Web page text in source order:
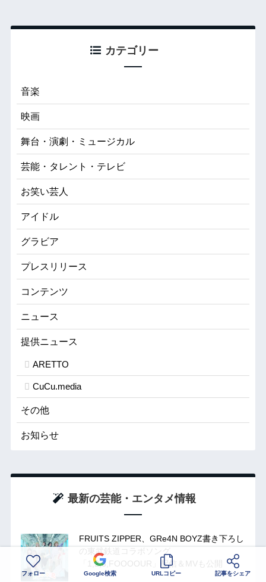
カテゴリー
音楽
映画
舞台・演劇・ミュージカル
芸能・タレント・テレビ
お笑い芸人
アイドル
グラビア
プレスリリース
コンテンツ
ニュース
提供ニュース
ARETTO
CuCu.media
その他
お知らせ
最新の芸能・エンタメ情報
FRUITS ZIPPER、GRe4N BOYZ書き下ろし
の東武鉄道コラボソング
「1,2,3,FOOOOUR」配信＆MVも公開
フォロー Google検索 URLコピー 記事をシェア